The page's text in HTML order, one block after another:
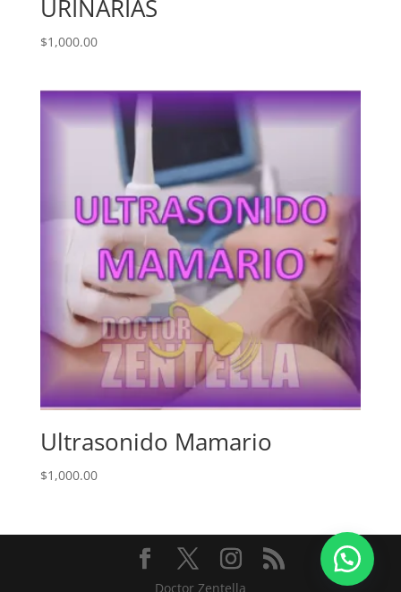
URINARIAS
$1,000.00
Ultrasonido Mamario
$1,000.00
Doctor Zentella